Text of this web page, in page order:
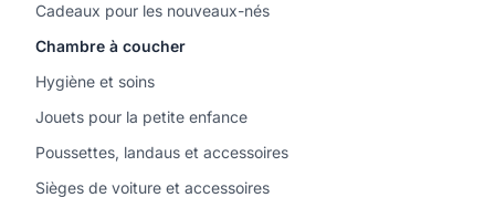
Cadeaux pour les nouveaux-nés
Chambre à coucher
Hygiène et soins
Jouets pour la petite enfance
Poussettes, landaus et accessoires
Sièges de voiture et accessoires